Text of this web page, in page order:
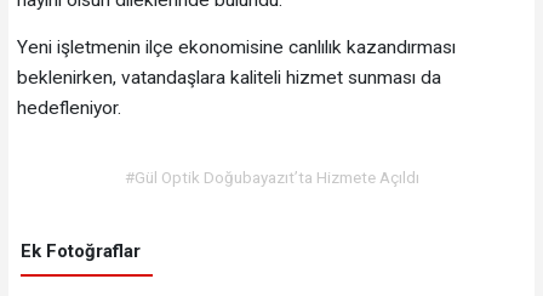
Yeni işletmenin ilçe ekonomisine canlılık kazandırması
beklenirken, vatandaşlara kaliteli hizmet sunması da
hedefleniyor.
#Gül Optik Doğubayazıt’ta Hizmete Açıldı
Ek Fotoğraflar